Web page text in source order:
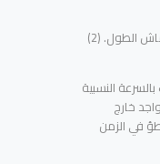
يترتب على ثبات سرعة الضوء نتيجتان وهما: (1) انكماش الطول. (2)
النسبية
خارج
في الزمن